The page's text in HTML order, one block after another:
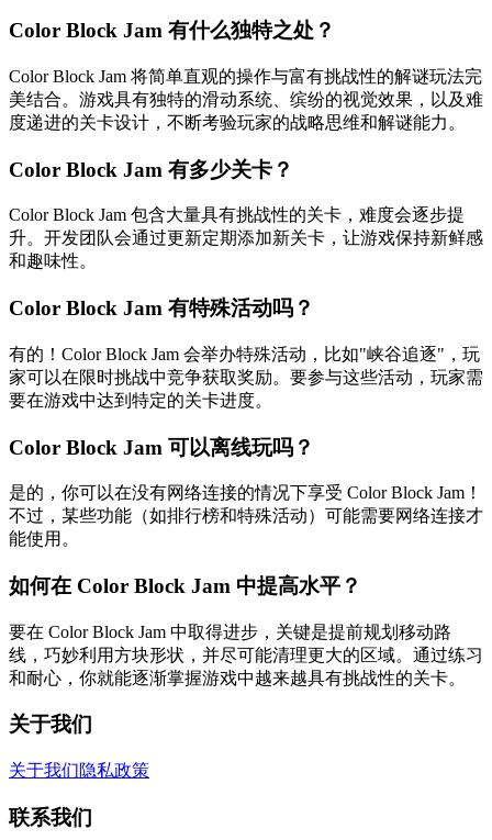
Color Block Jam 有什么独特之处？
Color Block Jam 将简单直观的操作与富有挑战性的解谜玩法完
美结合。游戏具有独特的滑动系统、缤纷的视觉效果，以及难
度递进的关卡设计，不断考验玩家的战略思维和解谜能力。
Color Block Jam 有多少关卡？
Color Block Jam 包含大量具有挑战性的关卡，难度会逐步提
升。开发团队会通过更新定期添加新关卡，让游戏保持新鲜感
和趣味性。
Color Block Jam 有特殊活动吗？
有的！Color Block Jam 会举办特殊活动，比如"峡谷追逐"，玩
家可以在限时挑战中竞争获取奖励。要参与这些活动，玩家需
要在游戏中达到特定的关卡进度。
Color Block Jam 可以离线玩吗？
是的，你可以在没有网络连接的情况下享受 Color Block Jam！
不过，某些功能（如排行榜和特殊活动）可能需要网络连接才
能使用。
如何在 Color Block Jam 中提高水平？
要在 Color Block Jam 中取得进步，关键是提前规划移动路
线，巧妙利用方块形状，并尽可能清理更大的区域。通过练习
和耐心，你就能逐渐掌握游戏中越来越具有挑战性的关卡。
关于我们
关于我们隐私政策
联系我们